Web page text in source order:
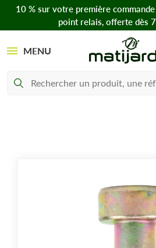
10 % sur votre première
point relais, offerte dès
MENU